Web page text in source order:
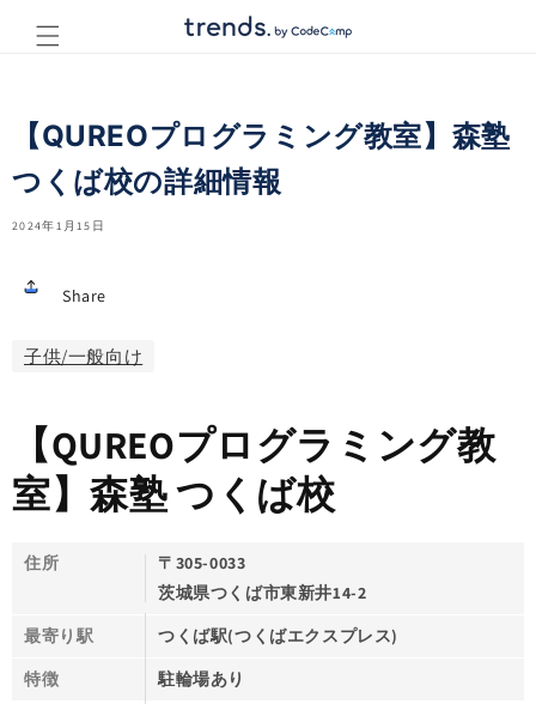
ンツに
進む
【QUREOプログラミング教室】森塾
つくば校の詳細情報
2024年1月15日
Share
子供/一般向け
【QUREOプログラミング教
室】森塾 つくば校
住所
〒305-0033
茨城県つくば市東新井14-2
最寄り駅
つくば駅(つくばエクスプレス)
特徴
駐輪場あり